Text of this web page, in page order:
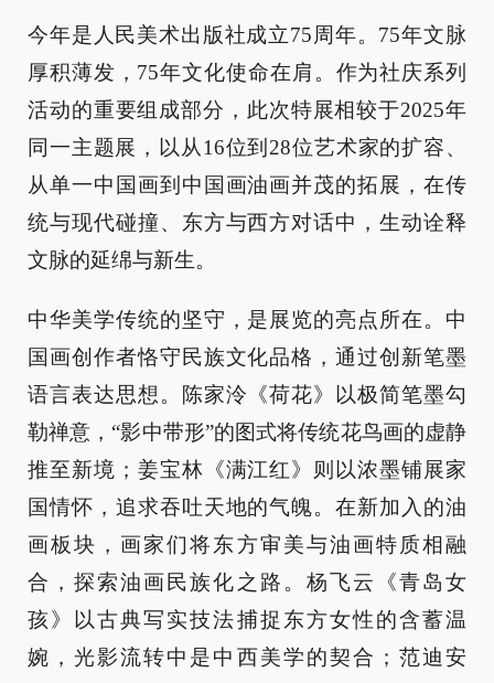
今年是人民美术出版社成立75周年。75年文脉
厚积薄发，75年文化使命在肩。作为社庆系列
活动的重要组成部分，此次特展相较于2025年
同一主题展，以从16位到28位艺术家的扩容、
从单一中国画到中国画油画并茂的拓展，在传
统与现代碰撞、东方与西方对话中，生动诠释
文脉的延绵与新生。
中华美学传统的坚守，是展览的亮点所在。中
国画创作者恪守民族文化品格，通过创新笔墨
语言表达思想。陈家泠《荷花》以极简笔墨勾
勒禅意，“影中带形”的图式将传统花鸟画的虚静
推至新境；姜宝林《满江红》则以浓墨铺展家
国情怀，追求吞吐天地的气魄。在新加入的油
画板块，画家们将东方审美与油画特质相融
合，探索油画民族化之路。杨飞云《青岛女
孩》以古典写实技法捕捉东方女性的含蓄温
婉，光影流转中是中西美学的契合；范迪安